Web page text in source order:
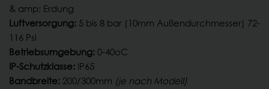
& amp; Erdung
Luftversorgung: 5 bis 8 bar (10mm Außendurchmesser) 72-
116 Psi
Betriebsumgebung: 0-40oC
IP-Schutzklasse: IP65
Bandbreite: 200/300mm (je nach Modell)